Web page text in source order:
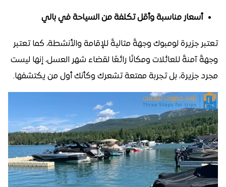
أسعار مناسبة وأقل تكلفة من السياحة في بالي
تعتبر جزيرة لومبوك وجهةً مثاليةً للإقامة والأنشطة، كما تعتبر
وجهةً آمنةً للعائلات ومكانًا رائعًا لقضاء شهر العسل، إنها ليست
مجرد جزيرة، بل تجربة ممتعة تشعرك وكأنك أول من يكتشفها.